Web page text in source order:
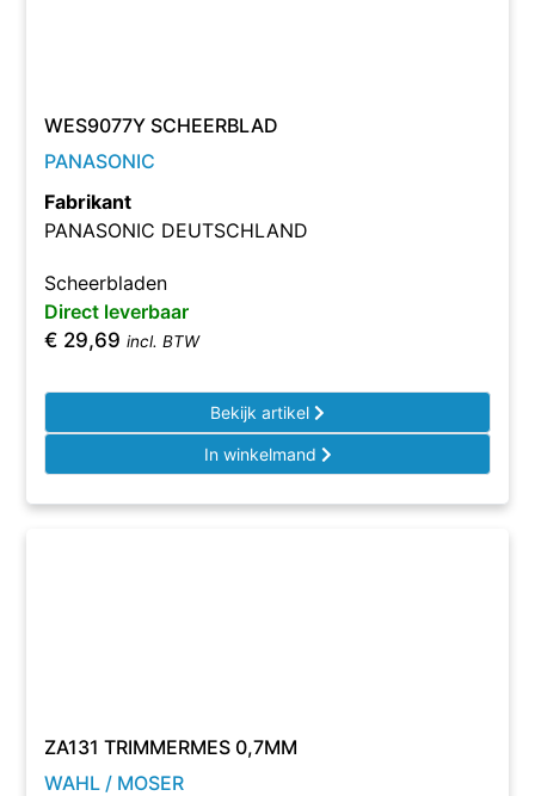
WES9077Y SCHEERBLAD
PANASONIC
Fabrikant
PANASONIC DEUTSCHLAND
Scheerbladen
Direct leverbaar
€ 29,69 incl. BTW
Bekijk artikel
In winkelmand
ZA131 TRIMMERMES 0,7MM
WAHL / MOSER